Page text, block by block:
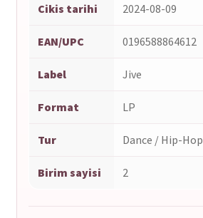
Cikis tarihi 2024-08-09
EAN/UPC 0196588864612
Label Jive
Format LP
Tur Dance / Hip-Hop
Birim sayisi 2